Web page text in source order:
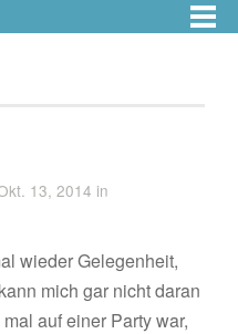
13, 2014 in
wieder Gelegenheit,
mich gar nicht daran
auf einer Party war,